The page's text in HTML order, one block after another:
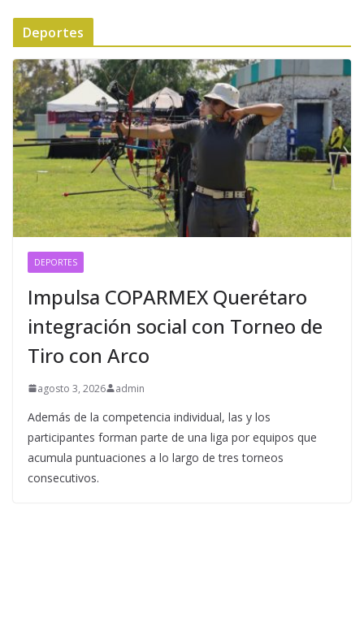
Deportes
DEPORTES
Impulsa COPARMEX Querétaro
integración social con Torneo de
Tiro con Arco
agosto 3, 2026 admin
Además de la competencia individual, las y los
participantes forman parte de una liga por equipos que
acumula puntuaciones a lo largo de tres torneos
consecutivos.